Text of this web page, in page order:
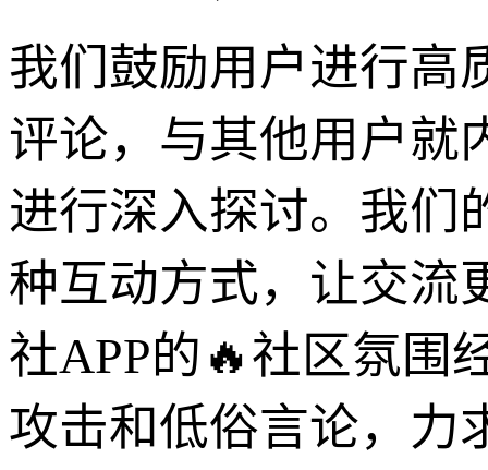
我们鼓励用户进行高
评论，与其他用户就
进行深入探讨。我们
种互动方式，让交流
社APP的🔥社区氛围
攻击和低俗言论，力